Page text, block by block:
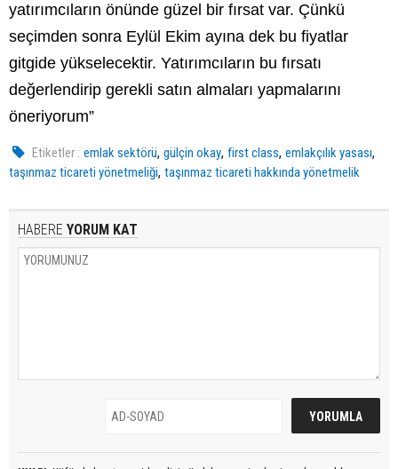
yatırımcıların önünde güzel bir fırsat var. Çünkü
seçimden sonra Eylül Ekim ayına dek bu fiyatlar
gitgide yükselecektir. Yatırımcıların bu fırsatı
değerlendirip gerekli satın almaları yapmalarını
öneriyorum”
Etiketler : emlak sektörü,gülçin okay,first class,emlakçılık yasası,
taşınmaz ticareti yönetmeliği, taşınmaz ticareti hakkında yönetmelik
HABERE YORUM KAT